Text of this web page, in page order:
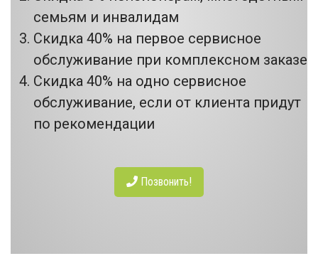
семьям и инвалидам
Скидка 40% на первое сервисное
обслуживание при комплексном заказе
Скидка 40% на одно сервисное
обслуживание, если от клиента придут
по рекомендации
Позвонить!